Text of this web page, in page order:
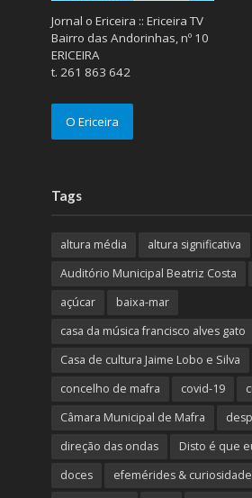
Jornal o Ericeira :: Ericeira TV
Bairro das Andorinhas, nº 10
ERICEIRA
t. 261 863 642
O Ericeira
Tags
altura média altura significativa
Auditório Municipal Beatriz Costa
açúcar
baixa-mar
casa da música francisco alves gato
Casa de cultura Jaime Lobo e Silva
concelho de mafra
covid-19
Câmara Municipal de Mafra
direção das ondas
Disto é que
doces
efemérides &